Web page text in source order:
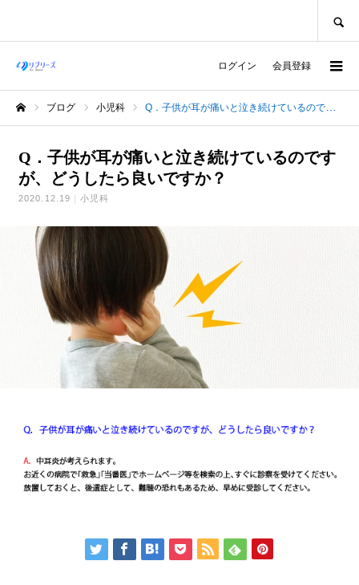
ログイン 会員登録
ブログ 小児科 Q．子供が耳が痛いと泣き続けているのですが、どうしたら良いですか？
Q．子供が耳が痛いと泣き続けているのです
が、どうしたら良いですか？
2020.12.19 小児科